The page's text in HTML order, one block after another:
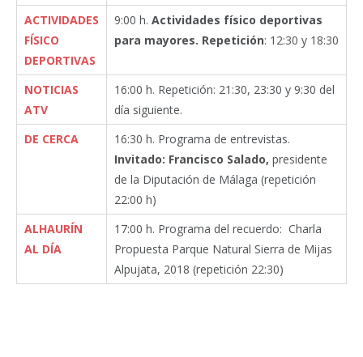
ACTIVIDADES
FÍSICO
DEPORTIVAS
9:00 h. Actividades físico deportivas
para mayores. Repetición: 12:30 y 18:30
NOTICIAS
ATV
16:00 h. Repetición: 21:30, 23:30 y 9:30 del
día siguiente.
DE CERCA
16:30 h. Programa de entrevistas.
Invitado: Francisco Salado, presidente
de la Diputación de Málaga (repetición
22:00 h)
ALHAURÍN
AL DÍA
17:00 h. Programa del recuerdo: Charla
Propuesta Parque Natural Sierra de Mijas
Alpujata, 2018 (repetición 22:30)